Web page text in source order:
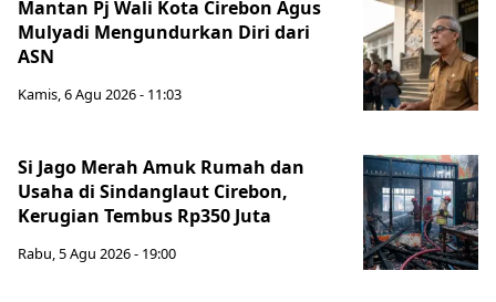
Mantan Pj Wali Kota Cirebon Agus
Mulyadi Mengundurkan Diri dari
ASN
Kamis, 6 Agu 2026 - 11:03
Si Jago Merah Amuk Rumah dan
Usaha di Sindanglaut Cirebon,
Kerugian Tembus Rp350 Juta
Rabu, 5 Agu 2026 - 19:00